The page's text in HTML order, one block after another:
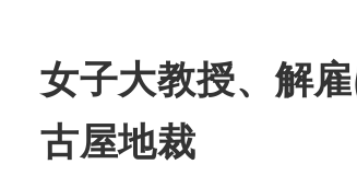
女子大教授、解
古屋地裁